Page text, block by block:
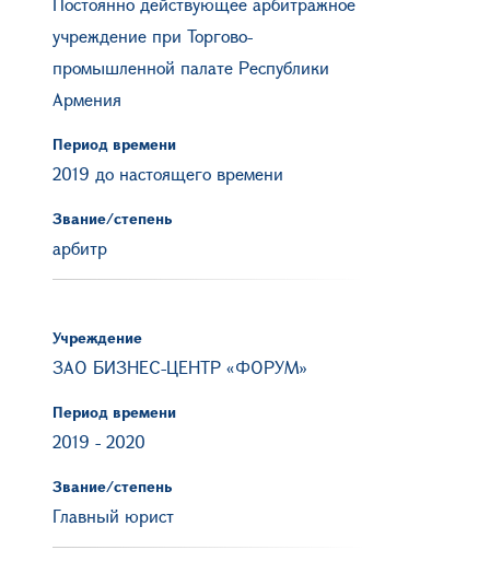
учреждение при Торгово-
промышленной палате Республики
Армения
Период времени
2019 до настоящего времени
Звание/степень
арбитр
Учреждение
ЗАО БИЗНЕС-ЦЕНТР «ФОРУМ»
Период времени
2019 - 2020
Звание/степень
Главный юрист